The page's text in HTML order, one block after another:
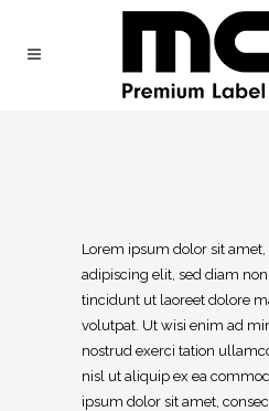
Lorem ipsum dolor sit
adipiscing elit, sed diam
tincidunt ut laoreet dolore
volutpat. Ut wisi enim ad
nostrud exerci tation
nisl ut aliquip ex ea
ipsum dolor sit amet,